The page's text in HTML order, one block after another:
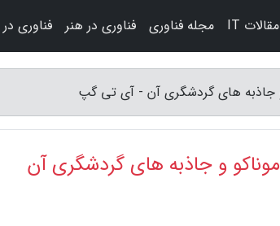
و جاذبه های گردشگری آن - آی تی گپ
و جاذبه های گردشگری آن
مقالات IT مجله فناوری فناوری در هنر فناوری